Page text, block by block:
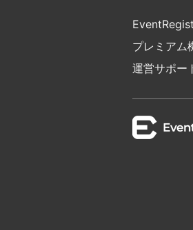
プレミアム
運営サポー